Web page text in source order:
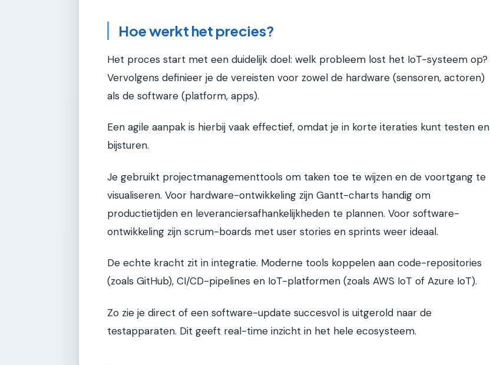
Hoe werkt het precies?
Het proces start met een duidelijk doel: welk probleem lost het IoT-systeem op?
Vervolgens definieer je de vereisten voor zowel de hardware (sensoren, actoren)
als de software (platform, apps).
Een agile aanpak is hierbij vaak effectief, omdat je in korte iteraties kunt testen en
bijsturen.
Je gebruikt projectmanagementtools om taken toe te wijzen en de voortgang te
visualiseren. Voor hardware-ontwikkeling zijn Gantt-charts handig om
productietijden en leveranciersafhankelijkheden te plannen. Voor software-
ontwikkeling zijn scrum-boards met user stories en sprints weer ideaal.
De echte kracht zit in integratie. Moderne tools koppelen aan code-repositories
(zoals GitHub), CI/CD-pipelines en IoT-platformen (zoals AWS IoT of Azure IoT).
Zo zie je direct of een software-update succesvol is uitgerold naar de
testapparaten. Dit geeft real-time inzicht in het hele ecosysteem.